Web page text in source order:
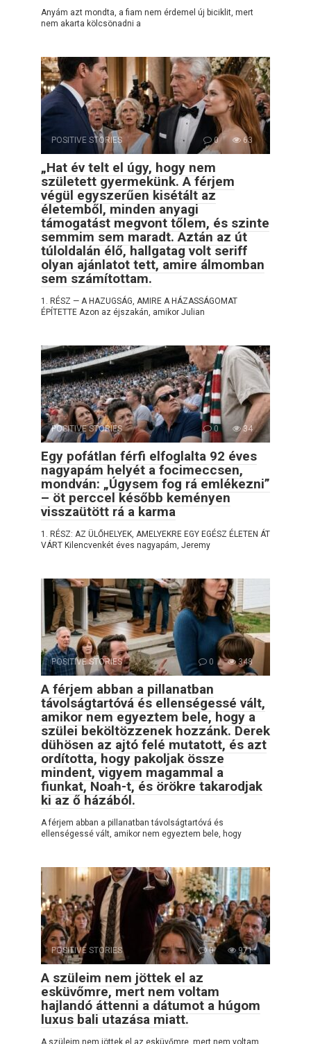
Anyám azt mondta, a fiam nem érdemel új biciklit, mert
nem akarta kölcsönadni a
POSITIVE STORIES 0 63
„Hat év telt el úgy, hogy nem
született gyermekünk. A férjem
végül egyszerűen kisétált az
életemből, minden anyagi
támogatást megvont tőlem, és szinte
semmim sem maradt. Aztán az út
túloldalán élő, hallgatag volt seriff
olyan ajánlatot tett, amire álmomban
sem számítottam.
1. RÉSZ — A HAZUGSÁG, AMIRE A HÁZASSÁGOMAT
ÉPÍTETTE Azon az éjszakán, amikor Julian
POSITIVE STORIES 0 34
Egy pofátlan férfi elfoglalta 92 éves
nagyapám helyét a focimeccsen,
mondván: „Úgysem fog rá emlékezni”
– öt perccel később keményen
visszaütött rá a karma
1. RÉSZ: AZ ÜLŐHELYEK, AMELYEKRE EGY EGÉSZ ÉLETEN ÁT
VÁRT Kilencvenkét éves nagyapám, Jeremy
POSITIVE STORIES 0 348
A férjem abban a pillanatban
távolságtartóvá és ellenségessé vált,
amikor nem egyeztem bele, hogy a
szülei beköltözzenek hozzánk. Derek
dühösen az ajtó felé mutatott, és azt
ordította, hogy pakoljak össze
mindent, vigyem magammal a
fiunkat, Noah-t, és örökre takarodjak
ki az ő házából.
A férjem abban a pillanatban távolságtartóvá és
ellenségessé vált, amikor nem egyeztem bele, hogy
POSITIVE STORIES 0 971
A szüleim nem jöttek el az
esküvőmre, mert nem voltam
hajlandó áttenni a dátumot a húgom
luxus bali utazása miatt.
A szüleim nem jöttek el az esküvőmre, mert nem voltam